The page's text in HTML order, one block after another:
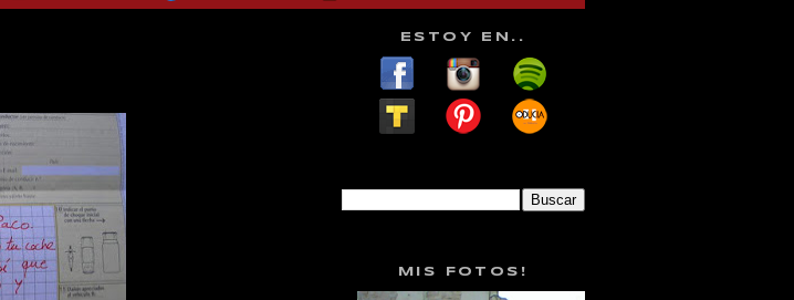
ESTOY EN..
MIS FOTOS!